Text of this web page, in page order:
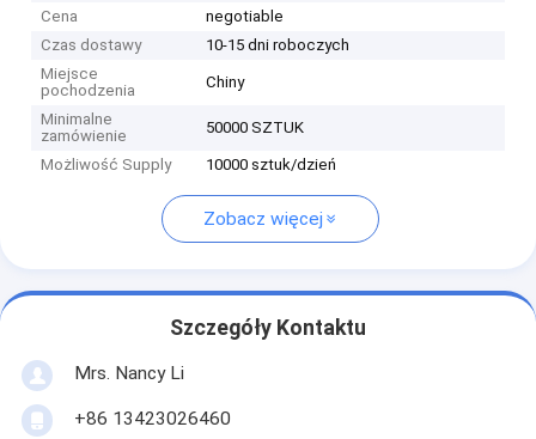
Cena
negotiable
Czas dostawy
10-15 dni roboczych
Miejsce
pochodzenia
Chiny
Minimalne
zamówienie
50000 SZTUK
Możliwość Supply 10000 sztuk/dzień
Zobacz więcej
Szczegóły Kontaktu
Mrs. Nancy Li
+86 13423026460